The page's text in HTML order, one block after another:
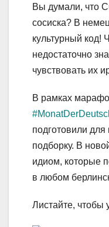
Вы думали, что
сосиска? В
культурный код!
недостаточно
чувствовать их
В рамках
подготовили
подборку. В
идиом, которые
в любом
Листайте, чтобы